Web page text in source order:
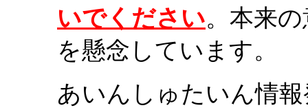
いでください。本来
を懸念しています。
あいんしゅたいん情